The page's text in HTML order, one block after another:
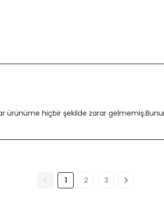
ürünüme hiçbir şekilde zarar
1 2 3